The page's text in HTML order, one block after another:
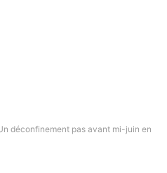
déconfinement pas avant mi-juin en